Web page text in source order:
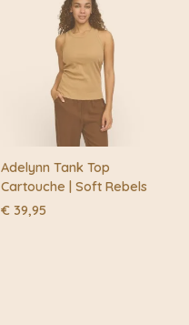
Adelynn Tank Top
Cartouche | Soft Rebels
€ 39,95